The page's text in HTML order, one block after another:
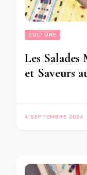
CULTURE
Les
et Saveurs
4 SEPTEMBRE 2024